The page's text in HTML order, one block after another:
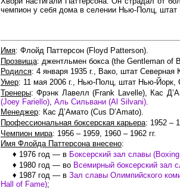
чемпион у себя дома в селении Нью-Полц,
Имя: Флойд Паттерсон (Floyd Patterson).
Прозвища: джентльмен бокса (the Gentleman of
Родился: 4 января 1935 г., Вако, штат
Умер: 11 мая 2006 г., Нью-Полц, штат Нью-
Тренеры: Фрэнк Лавелл (Frank Lavelle), Кас
(Joey Fariello) Аль Сильвани (Al Silvani)
Менеджер: Кас Д’Амато (Cus D’Amato).
Профессиональная боксерская карьера: 1952 –
Чемпион мира: 1956 – 1959, 1960 – 1962 гг.
Имя Флойда Паттерсона внесено:
♦ 1976 год — в Боксерский зал славы
♦ 1980 год — во Всемирный боксерский зал
♦ 1987 год — в Зал славы Олимпийского
Hall of Fame);